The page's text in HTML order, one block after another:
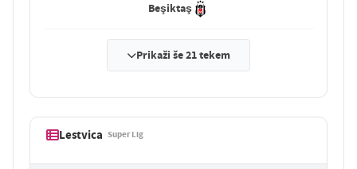
Beşiktaş
Prikaži še 21 tekem
Lestvica Super Lig